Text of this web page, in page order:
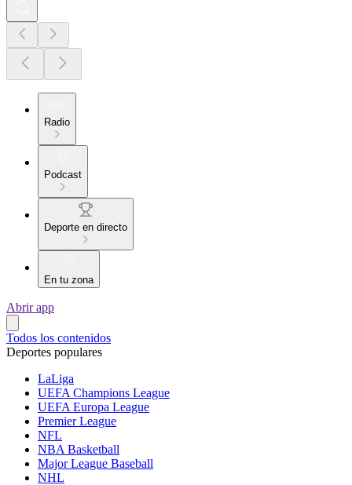
Radio
Podcast
Deporte en directo
En tu zona
Abrir app
Todos los contenidos
Deportes populares
LaLiga
UEFA Champions League
UEFA Europa League
Premier League
NFL
NBA Basketball
Major League Baseball
NHL